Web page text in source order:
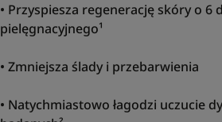
• Przyspiesza regenerację skóry o
pielęgnacyjnego¹
• Zmniejsza ślady i przebarwienia
• Natychmiastowo łagodzi uczucie